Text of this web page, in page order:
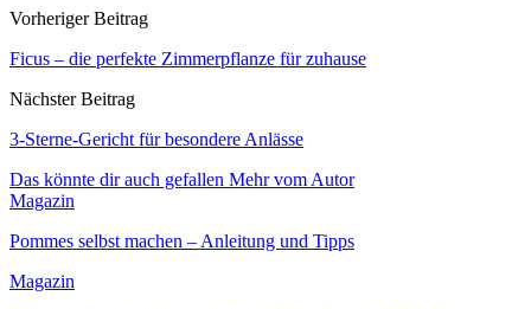
Vorheriger Beitrag
Ficus – die perfekte Zimmerpflanze für zuhause
Nächster Beitrag
3-Sterne-Gericht für besondere Anlässe
Das könnte dir auch gefallen Mehr vom Autor
Magazin
Pommes selbst machen – Anleitung und Tipps
Magazin